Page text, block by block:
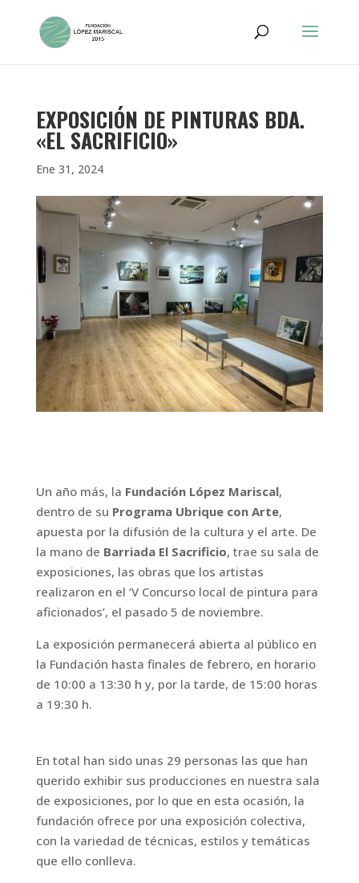
EXPOSICIÓN DE PINTURAS BDA.
«EL SACRIFICIO»
Ene 31, 2024
Un año más, la Fundación López Mariscal,
dentro de su Programa Ubrique con Arte,
apuesta por la difusión de la cultura y el arte. De
la mano de Barriada El Sacrificio, trae su sala de
exposiciones, las obras que los artistas
realizaron en el ‘V Concurso local de pintura para
aficionados’, el pasado 5 de noviembre.
La exposición permanecerá abierta al público en
la Fundación hasta finales de febrero, en horario
de 10:00 a 13:30 h y, por la tarde, de 15:00 horas
a 19:30 h.
En total han sido unas 29 personas las que han
querido exhibir sus producciones en nuestra sala
de exposiciones, por lo que en esta ocasión, la
fundación ofrece por una exposición colectiva,
con la variedad de técnicas, estilos y temáticas
que ello conlleva.